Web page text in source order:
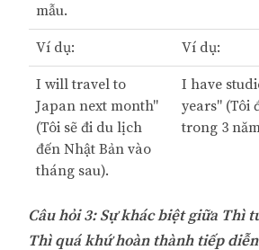
mẫu.
Ví dụ: Ví dụ:
I will travel to
Japan next month"
(Tôi sẽ đi du lịch
đến Nhật Bản vào
tháng sau).
I have
years" (Tôi
trong 3
Câu hỏi 3: Sự khác biệt giữa Thì
Thì quá khứ hoàn thành tiếp